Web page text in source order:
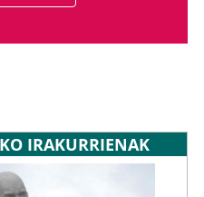
IRAKURRIENAK